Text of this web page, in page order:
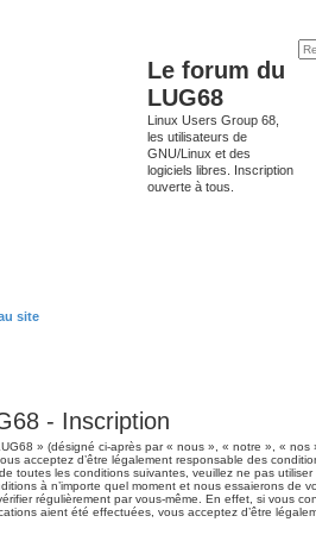
Le forum du
LUG68
Linux Users Group 68,
les utilisateurs de
GNU/Linux et des
logiciels libres. Inscription
ouverte à tous.
site
- Inscription
» (désigné ci-après par « nous », « notre », « nos
acceptez d’être légalement responsable des
toutes les conditions suivantes, veuillez ne pas
à n’importe quel moment et nous essaierons de
régulièrement par vous-même. En effet, si vous
aient été effectuées, vous acceptez d’être